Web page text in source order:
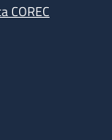
COREC